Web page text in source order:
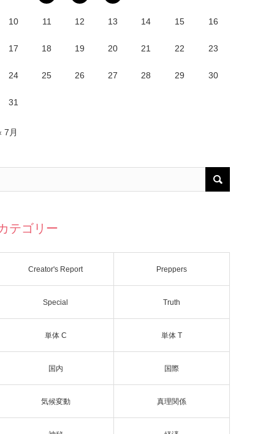
10 11 12 13 14 15 16
17 18 19 20 21 22 23
24 25 26 27 28 29 30
31
7月
テゴリー
Creator's Report Preppers
Special Truth
単体 C 単体 T
国内 国際
気候変動 真理関係